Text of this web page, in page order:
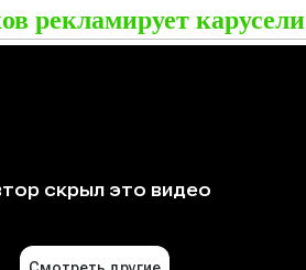
рекламирует карусели